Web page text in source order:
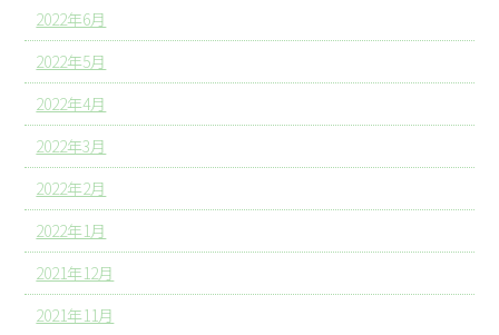
2022年6月
2022年5月
2022年4月
2022年3月
2022年2月
2022年1月
2021年12月
2021年11月